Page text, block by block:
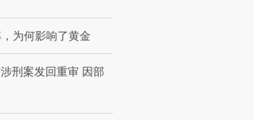
为何影响了黄金
刑案发回重审 因部